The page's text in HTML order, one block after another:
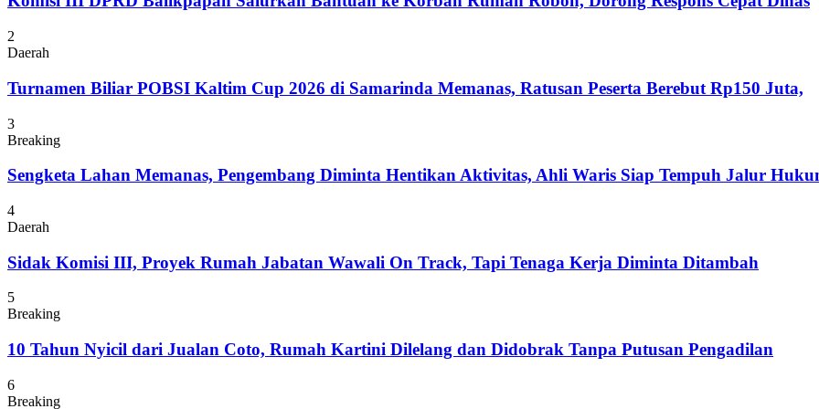
2
Daerah
Turnamen Biliar POBSI Kaltim Cup 2026 di Samarinda Memanas, Ratusan Peserta Berebut Rp150 Juta,
3
Breaking
Sengketa Lahan Memanas, Pengembang Diminta Hentikan Aktivitas, Ahli Waris Siap Tempuh Jalur
4
Daerah
Sidak Komisi III, Proyek Rumah Jabatan Wawali On Track, Tapi Tenaga Kerja Diminta Ditambah
5
Breaking
10 Tahun Nyicil dari Jualan Coto, Rumah Kartini Dilelang dan Didobrak Tanpa Putusan Pengadilan
6
Breaking